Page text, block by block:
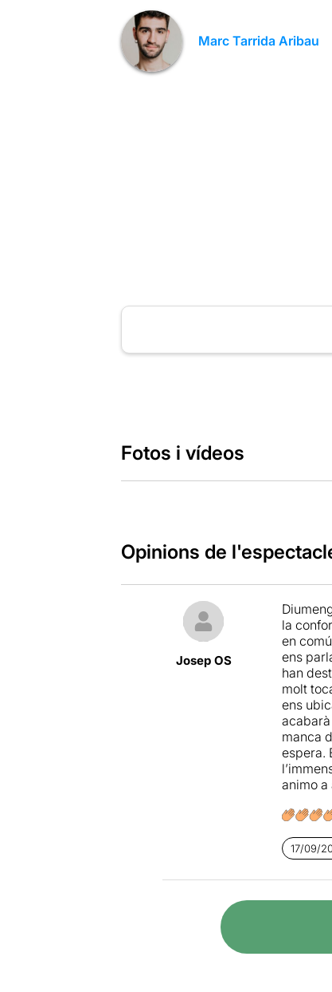
Marc Tarrida Aribau
Fotos i vídeos
Opinions de
Josep OS
la
en
ens
han
molt
ens
manca
espera.
animo a
17/09/